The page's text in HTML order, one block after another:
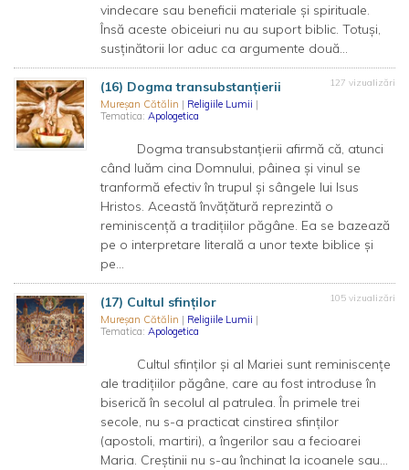
vindecare sau beneficii materiale și spirituale.
Însă aceste obiceiuri nu au suport biblic. Totuși,
susținătorii lor aduc ca argumente două...
(16) Dogma transubstanțierii
Mureșan Cătălin | Religiile Lumii |
Tematica: Apologetica
127 vizualizări
Dogma transubstanțierii afirmă că, atunci
când luăm cina Domnului, pâinea și vinul se
tranformă efectiv în trupul și sângele lui Isus
Hristos. Această învățătură reprezintă o
reminiscență a tradițiilor păgâne. Ea se bazează
pe o interpretare literală a unor texte biblice și
pe...
(17) Cultul sfinților
Mureșan Cătălin | Religiile Lumii |
Tematica: Apologetica
105 vizualizări
Cultul sfinților și al Mariei sunt reminiscențe
ale tradițiilor păgâne, care au fost introduse în
biserică în secolul al patrulea. În primele trei
secole, nu s-a practicat cinstirea sfinților
(apostoli, martiri), a îngerilor sau a fecioarei
Maria. Creștinii nu s-au închinat la icoanele sau...